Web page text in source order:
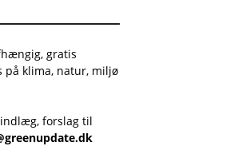
gratis
på klima, natur, miljø
forslag til